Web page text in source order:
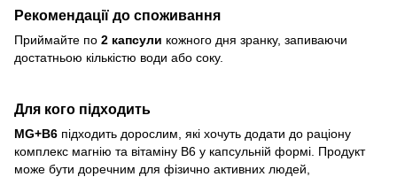
Рекомендації до споживання
Приймайте по 2 капсули кожного дня зранку, запиваючи
достатньою кількістю води або соку.
Для кого підходить
MG+B6 підходить дорослим, які хочуть додати до раціону
комплекс магнію та вітаміну B6 у капсульній формі. Продукт
може бути доречним для фізично активних людей,